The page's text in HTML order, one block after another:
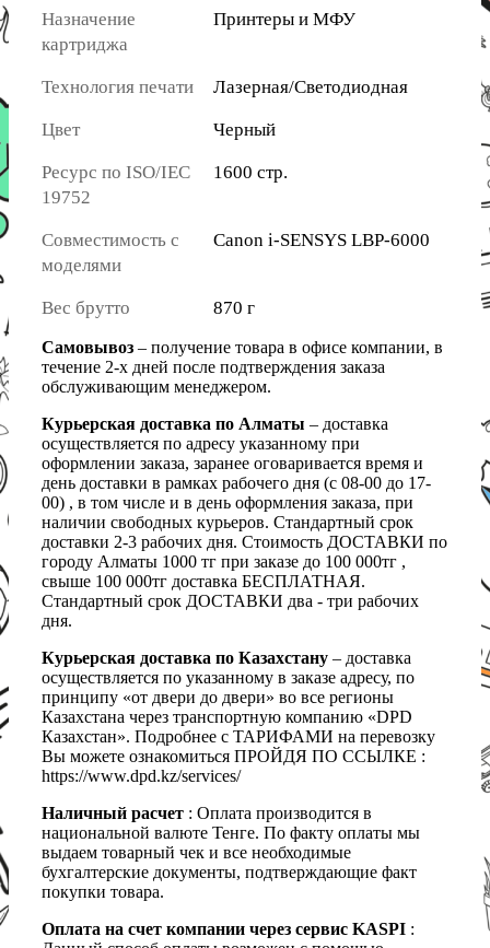
Назначение
картриджа
Принтеры и МФУ
Технология печати Лазерная/Светодиодная
Цвет Черный
Ресурс по ISO/IEC
19752
1600 стр.
Совместимость с
моделями
Canon i-SENSYS LBP-6000
Вес брутто 870 г
Самовывоз – получение товара в офисе компании, в
течение 2-х дней после подтверждения заказа
обслуживающим менеджером.
Курьерская доставка по Алматы – доставка
осуществляется по адресу указанному при
оформлении заказа, заранее оговаривается время и
день доставки в рамках рабочего дня (с 08-00 до 17-
00) , в том числе и в день оформления заказа, при
наличии свободных курьеров. Стандартный срок
доставки 2-3 рабочих дня. Стоимость ДОСТАВКИ по
городу Алматы 1000 тг при заказе до 100 000тг ,
свыше 100 000тг доставка БЕСПЛАТНАЯ.
Стандартный срок ДОСТАВКИ два - три рабочих
дня.
Курьерская доставка по Казахстану – доставка
осуществляется по указанному в заказе адресу, по
принципу «от двери до двери» во все регионы
Казахстана через транспортную компанию «DPD
Казахстан». Подробнее с ТАРИФАМИ на перевозку
Вы можете ознакомиться ПРОЙДЯ ПО ССЫЛКЕ :
https://www.dpd.kz/services/
Наличный расчет : Оплата производится в
национальной валюте Тенге. По факту оплаты мы
выдаем товарный чек и все необходимые
бухгалтерские документы, подтверждающие факт
покупки товара.
Оплата на счет компании через сервис KASPI :